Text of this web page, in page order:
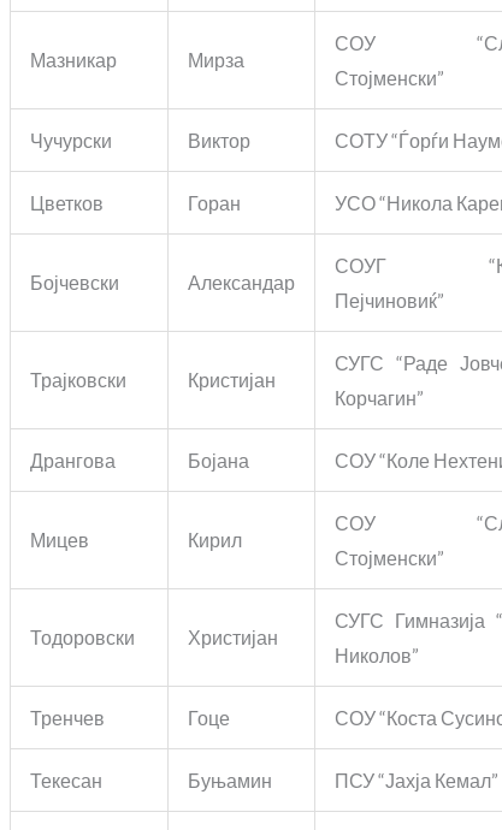
Мазникар Мирза
СОУ
Стојменски”
Чучурски Виктор СОТУ “Ѓорѓи
Цветков Горан УСО “Никола
Бојчевски Александар
СОУГ
Пејчиновиќ”
Трајковски Кристијан
СУГС “Раде
Корчагин”
Дрангова Бојана СОУ “Коле
Мицев Кирил
СОУ
Стојменски”
Тодоровски Христијан
СУГС Гимназија
Николов”
Тренчев Гоце СОУ “Коста
Текесан Буњамин ПСУ “Јахја Кемал”